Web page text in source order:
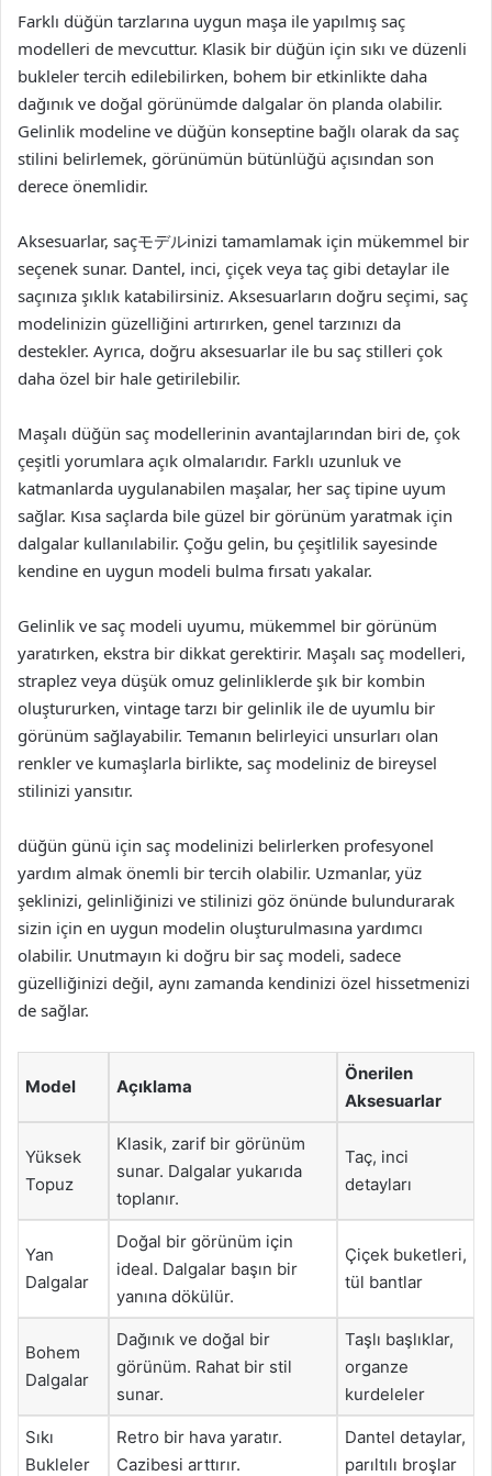
Farklı düğün tarzlarına uygun maşa ile yapılmış saç
modelleri de mevcuttur. Klasik bir düğün için sıkı ve düzenli
bukleler tercih edilebilirken, bohem bir etkinlikte daha
dağınık ve doğal görünümde dalgalar ön planda olabilir.
Gelinlik modeline ve düğün konseptine bağlı olarak da saç
stilini belirlemek, görünümün bütünlüğü açısından son
derece önemlidir.
Aksesuarlar, saçモデルinizi tamamlamak için mükemmel bir
seçenek sunar. Dantel, inci, çiçek veya taç gibi detaylar ile
saçınıza şıklık katabilirsiniz. Aksesuarların doğru seçimi, saç
modelinizin güzelliğini artırırken, genel tarzınızı da
destekler. Ayrıca, doğru aksesuarlar ile bu saç stilleri çok
daha özel bir hale getirilebilir.
Maşalı düğün saç modellerinin avantajlarından biri de, çok
çeşitli yorumlara açık olmalarıdır. Farklı uzunluk ve
katmanlarda uygulanabilen maşalar, her saç tipine uyum
sağlar. Kısa saçlarda bile güzel bir görünüm yaratmak için
dalgalar kullanılabilir. Çoğu gelin, bu çeşitlilik sayesinde
kendine en uygun modeli bulma fırsatı yakalar.
Gelinlik ve saç modeli uyumu, mükemmel bir görünüm
yaratırken, ekstra bir dikkat gerektirir. Maşalı saç modelleri,
straplez veya düşük omuz gelinliklerde şık bir kombin
oluştururken, vintage tarzı bir gelinlik ile de uyumlu bir
görünüm sağlayabilir. Temanın belirleyici unsurları olan
renkler ve kumaşlarla birlikte, saç modeliniz de bireysel
stilinizi yansıtır.
düğün günü için saç modelinizi belirlerken profesyonel
yardım almak önemli bir tercih olabilir. Uzmanlar, yüz
şeklinizi, gelinliğinizi ve stilinizi göz önünde bulundurarak
sizin için en uygun modelin oluşturulmasına yardımcı
olabilir. Unutmayın ki doğru bir saç modeli, sadece
güzelliğinizi değil, aynı zamanda kendinizi özel hissetmenizi
de sağlar.
Model Açıklama
Önerilen
Aksesuarlar
Yüksek
Topuz
Klasik, zarif bir görünüm
sunar. Dalgalar yukarıda
toplanır.
Taç, inci
detayları
Yan
Dalgalar
Doğal bir görünüm için
ideal. Dalgalar başın bir
yanına dökülür.
Çiçek buketleri,
tül bantlar
Bohem
Dalgalar
Dağınık ve doğal bir
görünüm. Rahat bir stil
sunar.
Taşlı başlıklar,
organze
kurdeleler
Sıkı
Bukleler
Retro bir hava yaratır.
Cazibesi arttırır.
Dantel detaylar,
parıltılı broşlar